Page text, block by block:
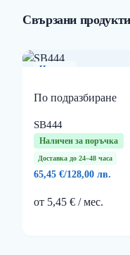
Свързани продукти
Нов
По подразбиране
SB444
Наличен за поръчка
Доставка до 24–48 часа
65,45 €/128,00 лв.
от 5,45 € / мес.